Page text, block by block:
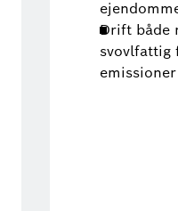
Drift både
svovlfattig
emissioner